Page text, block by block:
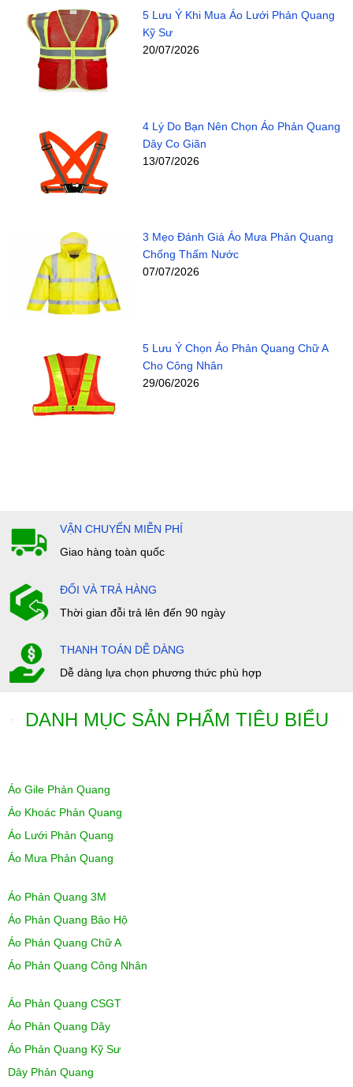
5 Lưu Ý Khi Mua Áo Lưới Phản Quang
Kỹ Sư
20/07/2026
4 Lý Do Bạn Nên Chọn Áo Phản Quang
Dây Co Giãn
13/07/2026
3 Mẹo Đánh Giá Áo Mưa Phản Quang
Chống Thấm Nước
07/07/2026
5 Lưu Ý Chọn Áo Phản Quang Chữ A
Cho Công Nhân
29/06/2026
VẬN CHUYỂN MIỄN PHÍ
Giao hàng toàn quốc
ĐỔI VÀ TRẢ HÀNG
Thời gian đỗi trả lên đến 90 ngày
THANH TOÁN DỄ DÀNG
Dễ dàng lựa chọn phương thức phù hợp
DANH MỤC SẢN PHẨM TIÊU BIỂU
Áo Gile Phản Quang
Áo Khoác Phản Quang
Áo Lưới Phản Quang
Áo Mưa Phản Quang
Áo Phản Quang 3M
Áo Phản Quang Bảo Hộ
Áo Phản Quang Chữ A
Áo Phản Quang Công Nhân
Áo Phản Quang CSGT
Áo Phản Quang Dây
Áo Phản Quang Kỹ Sư
Dây Phản Quang